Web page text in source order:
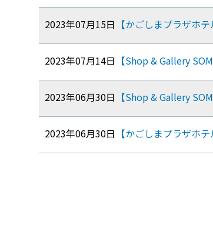
2023年07月15日 【かごしまプラザホ
2023年07月14日 【Shop & Gallery
2023年06月30日 【Shop & Gallery
2023年06月30日 【かごしまプラザホ